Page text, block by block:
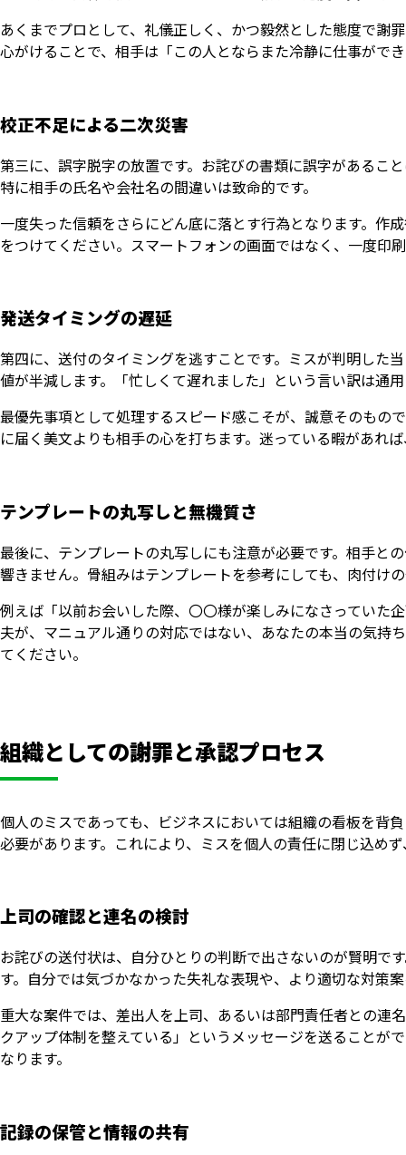
あくまでプロとして、礼儀正しく、かつ毅然とした態度で謝
心がけることで、相手は「この人とならまた冷静に仕事がで
校正不足による二次災害
第三に、誤字脱字の放置です。お詫びの書類に誤字があるこ
特に相手の氏名や会社名の間違いは致命的です。
一度失った信頼をさらにどん底に落とす行為となります。作
をつけてください。スマートフォンの画面ではなく、一度印
発送タイミングの遅延
第四に、送付のタイミングを逃すことです。ミスが判明した
値が半減します。「忙しくて遅れました」という言い訳は通
最優先事項として処理するスピード感こそが、誠意そのもの
に届く美文よりも相手の心を打ちます。迷っている暇があれ
テンプレートの丸写しと無機質さ
最後に、テンプレートの丸写しにも注意が必要です。相手と
響きません。骨組みはテンプレートを参考にしても、肉付け
例えば「以前お会いした際、〇〇様が楽しみになさっていた
夫が、マニュアル通りの対応ではない、あなたの本当の気持
てください。
組織としての謝罪と承認プロセス
個人のミスであっても、ビジネスにおいては組織の看板を背
必要があります。これにより、ミスを個人の責任に閉じ込め
上司の確認と連名の検討
お詫びの送付状は、自分ひとりの判断で出さないのが賢明で
す。自分では気づかなかった失礼な表現や、より適切な対策
重大な案件では、差出人を上司、あるいは部門責任者との連
クアップ体制を整えている」というメッセージを送ることが
なります。
記録の保管と情報の共有